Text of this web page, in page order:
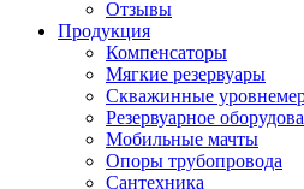
Отзывы
Продукция
Компенсаторы
Мягкие резервуары
Скважинные
Резервуарное
Мобильные мачты
Опоры трубопровода
Сантехника